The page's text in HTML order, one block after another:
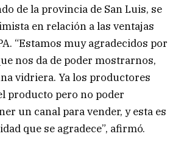
de la provincia de San Luis, se
en relación a las ventajas
“Estamos muy agradecidos por
nos da de poder mostrarnos,
vidriera. Ya los productores
producto pero no poder
un canal para vender, y esta es
que se agradece”, afirmó.